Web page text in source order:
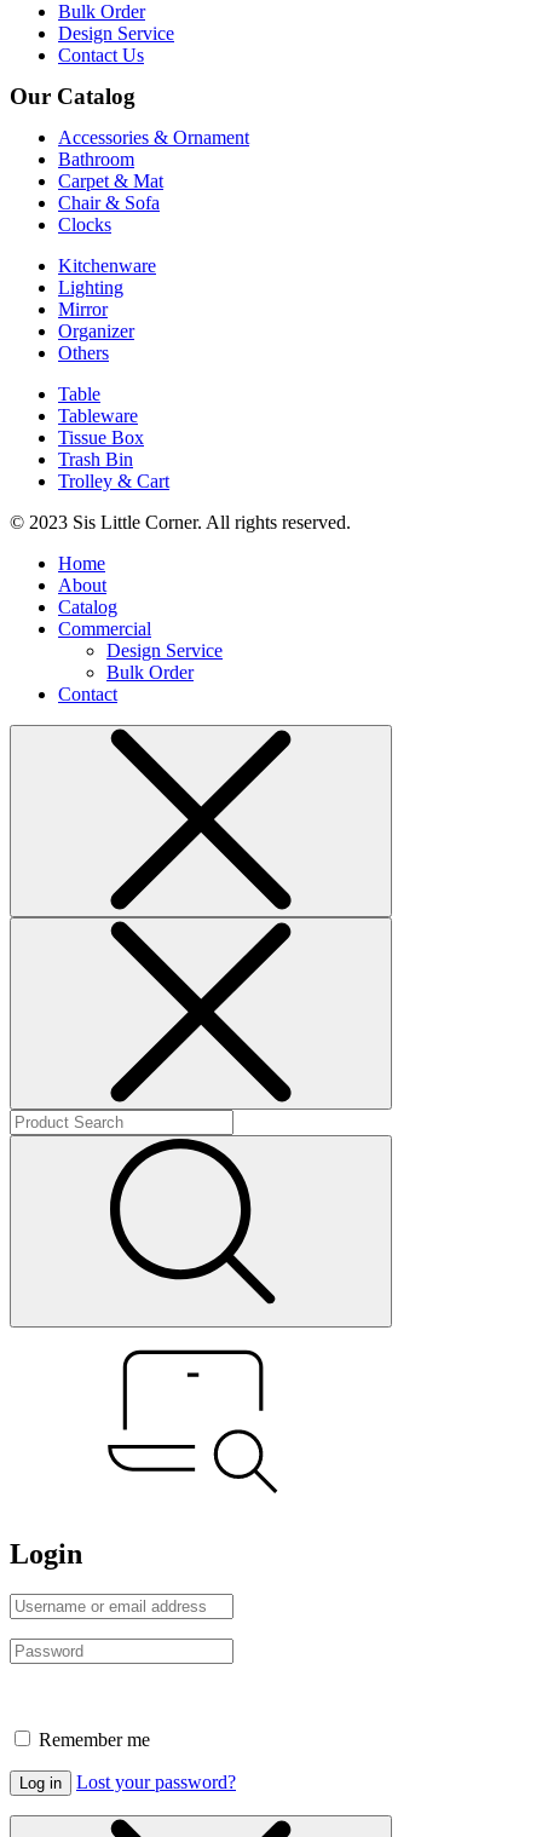
Bulk Order
Design Service
Contact Us
Our Catalog
Accessories & Ornament
Bathroom
Carpet & Mat
Chair & Sofa
Clocks
Kitchenware
Lighting
Mirror
Organizer
Others
Table
Tableware
Tissue Box
Trash Bin
Trolley & Cart
© 2023 Sis Little Corner. All rights reserved.
Home
About
Catalog
Commercial
Design Service
Bulk Order
Contact
Login
Remember me
Log in Lost your password?